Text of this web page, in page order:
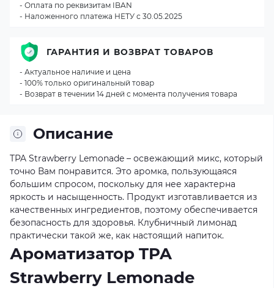
Описание
TPA Strawberry Lemonade – освежающий микс, который
точно Вам понравится. Это аромка, пользующаяся
большим спросом, поскольку для нее характерна
яркость и насыщенность. Продукт изготавливается из
качественных ингредиентов, поэтому обеспечивается
безопасность для здоровья. Клубничный лимонад
практически такой же, как настоящий напиток.
Ароматизатор TPA
Strawberry Lemonade
- Оплата по реквизитам IBAN
- Наложенного платежа НЕТУ с 30.05.2025
ГАРАНТИЯ И ВОЗВРАТ ТОВАРОВ
- Актуальное наличие и цена
- 100% только оригинальный товар
- Возврат в течении 14 дней с момента получения товара